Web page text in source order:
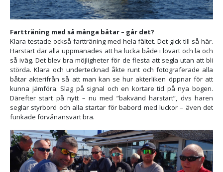
Fartträning med så många båtar – går det?
Klara testade också fartträning med hela fältet. Det gick till så här.
Harstart där alla uppmanades att ha lucka både i lovart och lä och
så iväg. Det blev bra möjligheter för de flesta att segla utan att bli
störda. Klara och undertecknad åkte runt och fotograferade alla
båtar akterifrån så att man kan se hur akterliken öppnar för att
kunna jämföra. Slag på signal och en kortare tid på nya bogen.
Därefter start på nytt – nu med ”bakvänd harstart”, dvs haren
seglar styrbord och alla startar för babord med luckor – även det
funkade förvånansvärt bra.